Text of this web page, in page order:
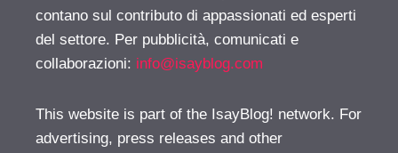
contano sul contributo di appassionati ed esperti
del settore. Per pubblicità, comunicati e
collaborazioni: info@isayblog.com
This website is part of the IsayBlog! network. For
advertising, press releases and other